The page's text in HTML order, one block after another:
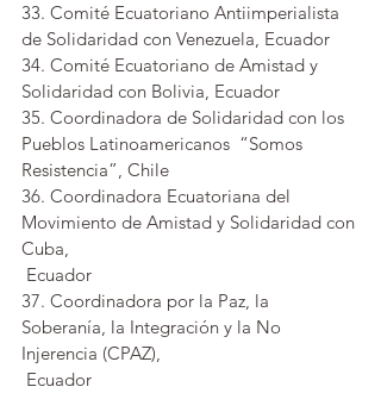
33. Comité Ecuatoriano Antiimperialista
de Solidaridad con Venezuela, Ecuador
34. Comité Ecuatoriano de Amistad y
Solidaridad con Bolivia, Ecuador
35. Coordinadora de Solidaridad con los
Pueblos Latinoamericanos  “Somos
Resistencia”, Chile
36. Coordinadora Ecuatoriana del
Movimiento de Amistad y Solidaridad con
Cuba,
Ecuador
37. Coordinadora por la Paz, la
Soberanía, la Integración y la No
Injerencia (CPAZ),
Ecuador